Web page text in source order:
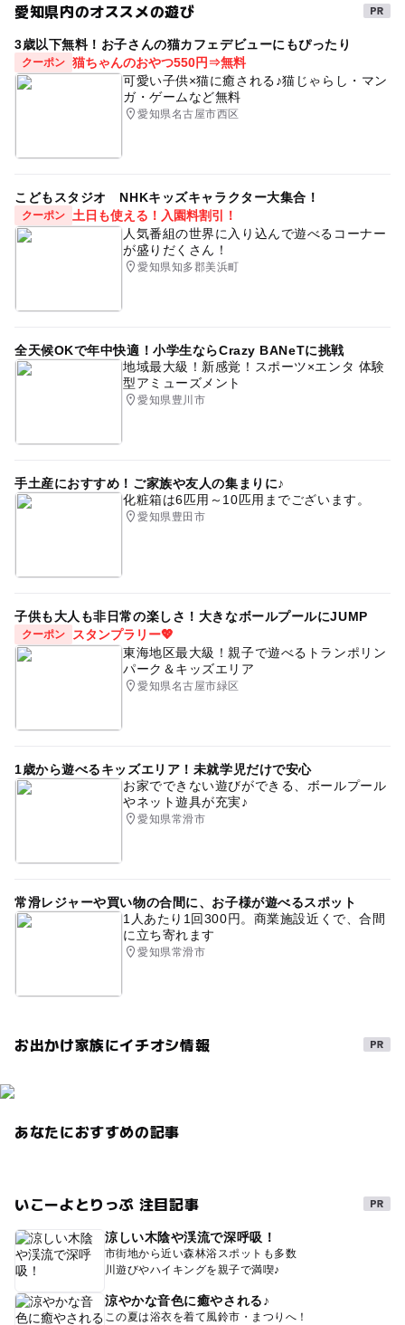
7歳 穴場 冬休み2025-2026
キッズスペース かわいいキャラクター 年末年始
6月 8歳 8月 アミューズメント施設
子どもから大人まで 日帰り
4月イベント 11歳 1日中遊べるスポット
雨の日でもOK 12歳 1歳 商業施設 5歳
夏休み2026 9歳
愛知県内のオススメの遊び
3歳以下無料！お子さんの猫カフェデビューにもぴったり
クーポン 猫ちゃんのおやつ550円⇒無料
可愛い子供×猫に癒される♪猫じゃらし・マン
ガ・ゲームなど無料
愛知県名古屋市西区
こどもスタジオ NHKキッズキャラクター大集合！
クーポン
土日も使える！入園料割引！
人気番組の世界に入り込んで遊べるコーナー
が盛りだくさん！
愛知県知多郡美浜町
全天候OKで年中快適！小学生ならCrazy BANeTに挑戦
地域最大級！新感覚！スポーツ×エンタ 体験
型アミューズメント
愛知県豊川市
手土産におすすめ！ご家族や友人の集まりに♪
化粧箱は6匹用～10匹用までございます。
愛知県豊田市
子供も大人も非日常の楽しさ！大きなボールプールにJUMP
クーポン
スタンプラリー💖
東海地区最大級！親子で遊べるトランポリン
パーク＆キッズエリア
愛知県名古屋市緑区
1歳から遊べるキッズエリア！未就学児だけで安心
お家でできない遊びができる、ボールプール
やネット遊具が充実♪
愛知県常滑市
常滑レジャーや買い物の合間に、お子様が遊べるスポット
1人あたり1回300円。商業施設近くで、合間
に立ち寄れます
愛知県常滑市
お出かけ家族にイチオシ情報
あなたにおすすめの記事
いこーよとりっぷ 注目記事
涼しい木陰や渓流で深呼吸！
市街地から近い森林浴スポットも多数
川遊びやハイキングを親子で満喫♪
涼やかな音色に癒やされる♪
この夏は浴衣を着て風鈴市・まつりへ！